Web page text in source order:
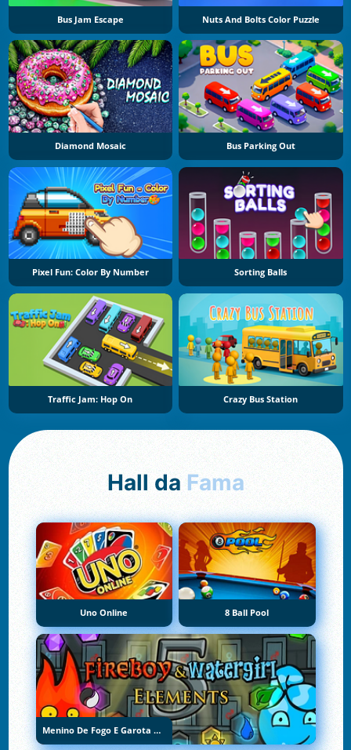
Bus Jam Escape Nuts And Bolts Color Puzzle
Diamond Mosaic Bus Parking Out
Pixel Fun: Color By Number Sorting Balls
Traffic Jam: Hop On Crazy Bus Station
Hall da Fama
Uno Online 8 Ball Pool
Menino De Fogo E Garota De Água 5: Elementos